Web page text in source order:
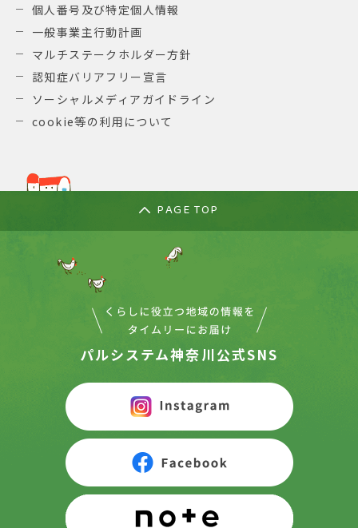
個人番号及び特定個人情報
一般事業主行動計画
マルチステークホルダー方針
認知症バリアフリー宣言
ソーシャルメディアガイドライン
cookie等の利用について
PAGE TOP
パルシステム神奈川公式SNS